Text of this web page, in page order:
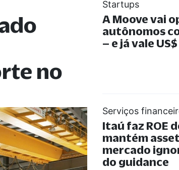
no
Startups
A Moove vai
autônomos
– e já vale
Serviços
Itaú faz ROE
mantém
mercado
do guidance